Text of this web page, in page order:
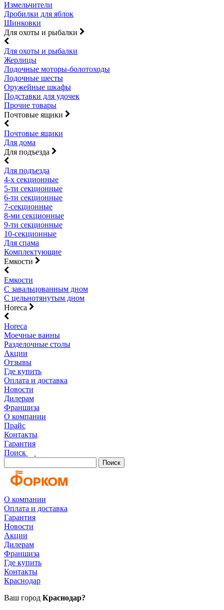
Измельчители
Дробилки для яблок
Шинковки
Для охоты и рыбалки
Для охоты и рыбалки
Жерлицы
Лодочные моторы-болотоходы
Лодочные шесты
Оружейные шкафы
Подставки для удочек
Прочие товары
Почтовые ящики
Почтовые ящики
Для дома
Для подъезда
Для подъезда
4-х секционные
5-ти секционные
6-ти секционные
7-секционные
8-ми секционные
9-ти секционные
10-секционные
Для спама
Комплектующие
Емкости
Емкости
С завальцованным дном
С цельнотянутым дном
Horeca
Horeca
Моечные ванны
Разделочные столы
Акции
Отзывы
Где купить
Оплата и доставка
Новости
Дилерам
Франшиза
О компании
Прайс
Контакты
Гарантия
Поиск
Поиск
О компании
Оплата и доставка
Гарантия
Новости
Акции
Дилерам
Франшиза
Где купить
Контакты
Краснодар
Ваш город Краснодар?